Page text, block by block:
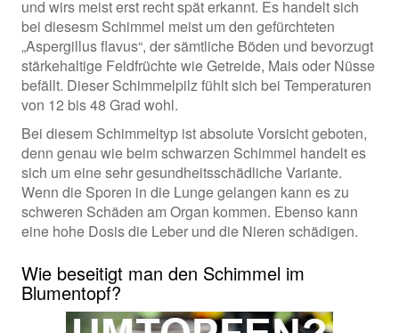
und wirs meist erst recht spät erkannt. Es handelt sich
bei diesesm Schimmel meist um den gefürchteten
„Aspergillus flavus“, der sämtliche Böden und bevorzugt
stärkehaltige Feldfrüchte wie Getreide, Mais oder Nüsse
befällt. Dieser Schimmelpilz fühlt sich bei Temperaturen
von 12 bis 48 Grad wohl.
Bei diesem Schimmeltyp ist absolute Vorsicht geboten,
denn genau wie beim schwarzen Schimmel handelt es
sich um eine sehr gesundheitsschädliche Variante.
Wenn die Sporen in die Lunge gelangen kann es zu
schweren Schäden am Organ kommen. Ebenso kann
eine hohe Dosis die Leber und die Nieren schädigen.
Wie beseitigt man den Schimmel im
Blumentopf?